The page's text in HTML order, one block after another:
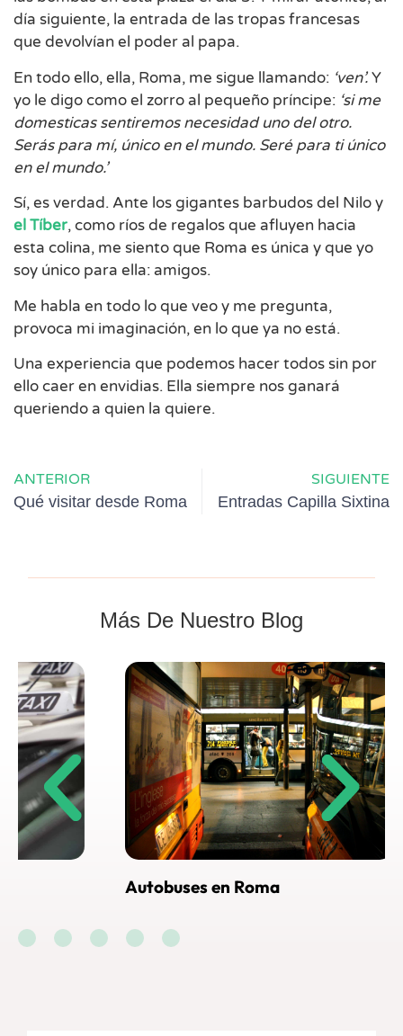
día siguiente, la entrada de las tropas francesas
que devolvían el poder al papa.
En todo ello, ella, Roma, me sigue llamando: ‘ven’.Y
yo le digo como el zorro al pequeño príncipe: ‘si me
domesticas sentiremos necesidad uno del otro.
Serás para mí, único en el mundo. Seré para ti único
en el mundo.’
Sí, es verdad. Ante los gigantes barbudos del Nilo y
el Tíber, como ríos de regalos que afluyen hacia
esta colina, me siento que Roma es única y que yo
soy único para ella: amigos.
Me habla en todo lo que veo y me pregunta,
provoca mi imaginación, en lo que ya no está.
Una experiencia que podemos hacer todos sin por
ello caer en envidias. Ella siempre nos ganará
queriendo a quien la quiere.
ANTERIOR
Qué visitar desde Roma
SIGUIENTE
Entradas Capilla Sixtina
Más De Nuestro Blog
Autobuses en Roma